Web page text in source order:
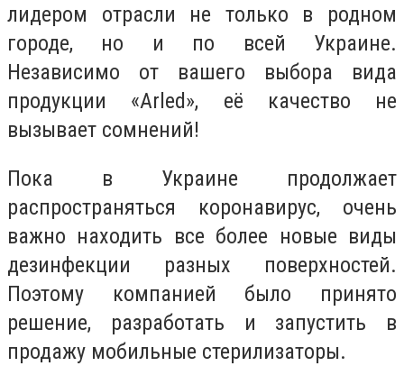
лидером отрасли не только в родном
городе, но и по всей Украине.
Независимо от вашего выбора вида
продукции «Arled», её качество не
вызывает сомнений!
Пока в Украине продолжает
распространяться коронавирус, очень
важно находить все более новые виды
дезинфекции разных поверхностей.
Поэтому компанией было принято
решение, разработать и запустить в
продажу мобильные стерилизаторы.